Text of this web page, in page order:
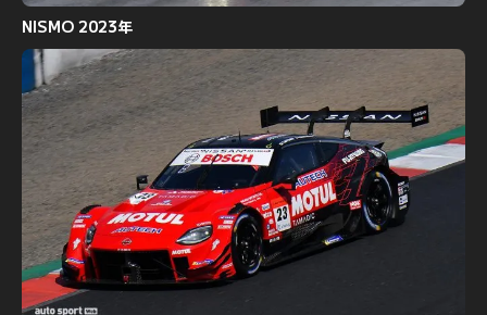
NISMO 2023年